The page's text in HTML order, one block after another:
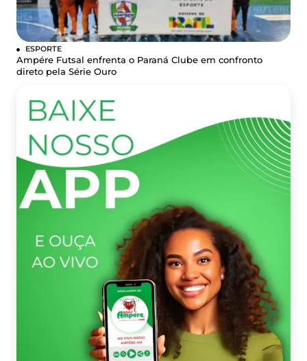
ESPORTE
Ampére Futsal enfrenta o Paraná Clube em confronto
direto pela Série Ouro